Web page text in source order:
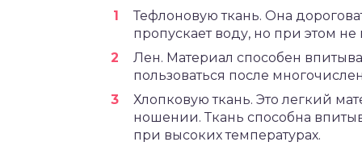
Тефлоновую ткань. Она
пропускает воду, но при этом не
Лен. Материал способен
пользоваться после
Хлопковую ткань. Это легкий
ношении. Ткань способна
при высоких температурах.